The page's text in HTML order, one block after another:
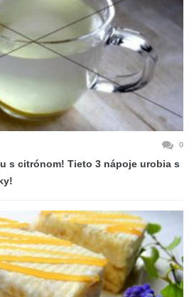
0
s citrónom! Tieto 3 nápoje urobia s